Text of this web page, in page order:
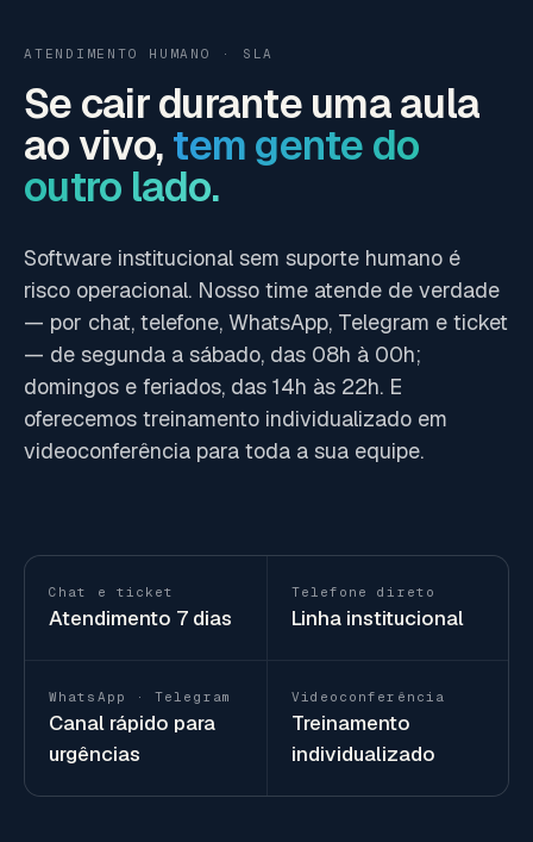
ATENDIMENTO HUMANO · SLA
Se cair durante uma aula
ao vivo, tem gente do
outro lado.
Software institucional sem suporte humano é
risco operacional. Nosso time atende de verdade
— por chat, telefone, WhatsApp, Telegram e ticket
— de segunda a sábado, das 08h à 00h;
domingos e feriados, das 14h às 22h. E
oferecemos treinamento individualizado em
videoconferência para toda a sua equipe.
Chat e ticket
Atendimento 7 dias
Telefone direto
Linha institucional
WhatsApp · Telegram
Canal rápido para
urgências
Videoconferência
Treinamento
individualizado